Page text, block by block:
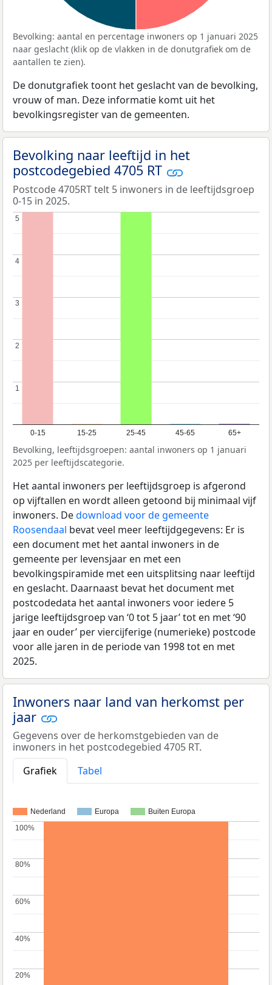
Bevolking: aantal en percentage inwoners op 1 januari 2025
naar geslacht (klik op de vlakken in de donutgrafiek om de
aantallen te zien).
De donutgrafiek toont het geslacht van de bevolking,
vrouw of man. Deze informatie komt uit het
bevolkingsregister van de gemeenten.
Bevolking naar leeftijd in het
postcodegebied 4705 RT
Postcode 4705RT telt 5 inwoners in de leeftijdsgroep
0-15 in 2025.
0-15 15-25 25-45 45-65 65+
11
2
2
3
3
4
4
5
5
Bevolking, leeftijdsgroepen: aantal inwoners op 1 januari
2025 per leeftijdscategorie.
Het aantal inwoners per leeftijdsgroep is afgerond
op vijftallen en wordt alleen getoond bij minimaal vijf
inwoners. Dedownload voor de gemeente
Roosendaal bevat veel meer leeftijdgegevens: Er is
een document met het aantal inwoners in de
gemeente per levensjaar en met een
bevolkingspiramide met een uitsplitsing naar leeftijd
en geslacht. Daarnaast bevat het document met
postcodedata het aantal inwoners voor iedere 5
jarige leeftijdsgroep van ‘0 tot 5 jaar’ tot en met ‘90
jaar en ouder’ per viercijferige (numerieke) postcode
voor alle jaren in de periode van 1998 tot en met
2025.
Inwoners naar land van herkomst per
jaar
Gegevens over de herkomstgebieden van de
inwoners in het postcodegebied 4705 RT.
Grafiek
Tabel
Nederland Europa Buiten Europa
20%
20%
40%
40%
60%
60%
80%
80%
100%
100%